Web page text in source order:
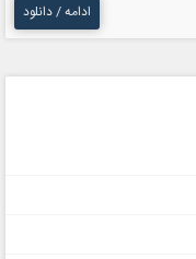
ادامه / دانلود